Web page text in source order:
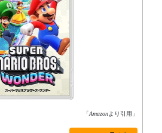
「Amazonより引用」